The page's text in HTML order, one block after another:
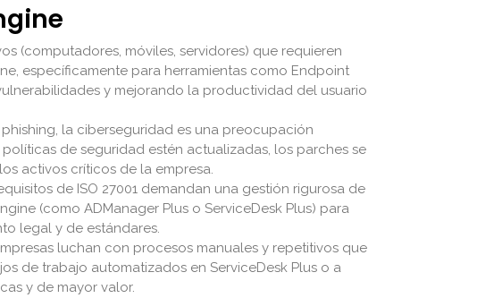
(computadores, móviles, servidores) que requieren
específicamente para herramientas como Endpoint
y mejorando la productividad del usuario
la ciberseguridad es una preocupación
de seguridad estén actualizadas, los parches se
activos críticos de la empresa.
de ISO 27001 demandan una gestión rigurosa de
(como ADManager Plus o ServiceDesk Plus) para
legal y de estándares.
luchan con procesos manuales y repetitivos que
de trabajo automatizados en ServiceDesk Plus o a
y de mayor valor.